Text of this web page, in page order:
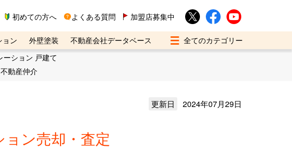
初めての方へ よくある質問 加盟店募集中
ョン 外壁塗装
不動産会社データベース
ご相談デスク
ーション 戸建て
不動産仲介
更新日 2024年07月29日
ン売却・査定